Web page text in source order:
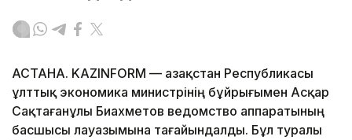
АСТАНА. KAZINFORM — Қазақстан Республикасы
ұлттық экономика министрінің бұйрығымен Асқар
Сақтағанұлы Биахметов ведомство аппаратының
басшысы лауазымына тағайындалды. Бұл туралы